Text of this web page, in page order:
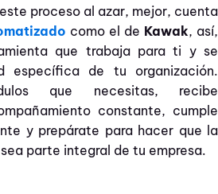
proceso al azar, mejor, cuenta
como el de Kawak, así,
que trabaja para ti y se
específica de tu organización.
que necesitas, recibe
constante, cumple
y prepárate para hacer que la
parte integral de tu empresa.